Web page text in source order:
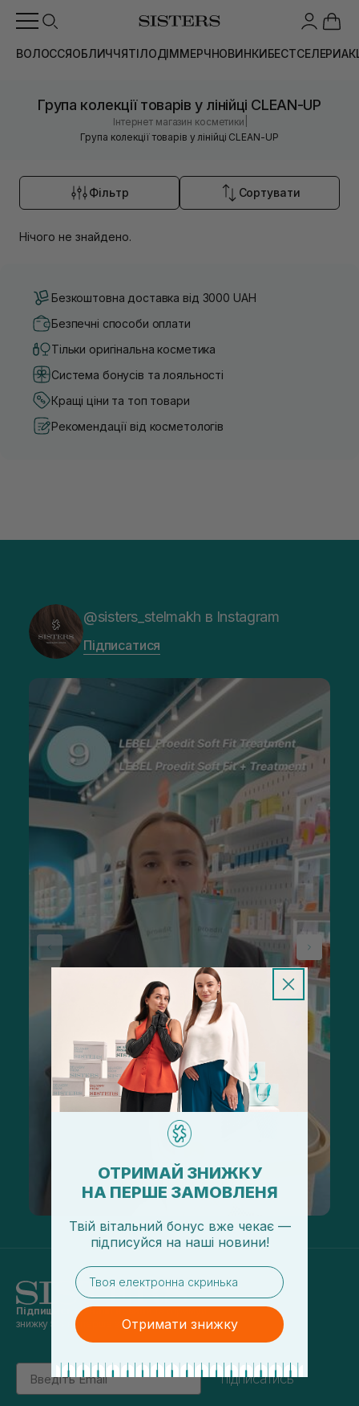
ВОЛОССЯОБЛИЧЧЯТІЛОДІММЕРЧНОВИНКИБЕСТСЕЛЕРИ
Група колекції товарів у лінійці CLEAN-UP
Інтернет магазин косметики
Група колекції товарів у лінійці CLEAN-UP
Фільтр Сортувати
Нічого не знайдено.
Безкоштовна доставка від 3000 UAH
Безпечні способи оплати
Тільки оригінальна косметика
Система бонусів та лояльності
Кращі ціни та топ товари
Рекомендації від косметологів
@sisters_stelmakh в Instagram
Підписатися
Підпишись на наші новини
знижку 5% на перше замовлення
Email
підписатись
ОТРИМАЙ ЗНИЖКУ
НА ПЕРШЕ ЗАМОВЛЕНЯ
Твій вітальний бонус вже чекає —
підписуйся на наші новини!
email
Отримати знижку